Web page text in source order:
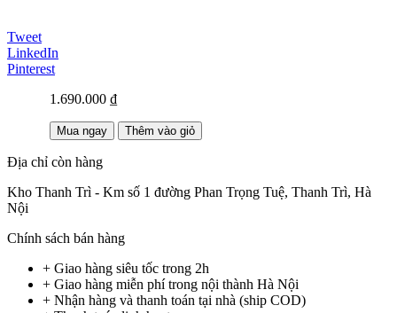
Tweet
LinkedIn
Pinterest
1.690.000 ₫
Mua ngay Thêm vào giỏ
Địa chỉ còn hàng
Kho Thanh Trì - Km số 1 đường Phan Trọng Tuệ, Thanh Trì, Hà
Nội
Chính sách bán hàng
+ Giao hàng siêu tốc trong 2h
+ Giao hàng miễn phí trong nội thành Hà Nội
+ Nhận hàng và thanh toán tại nhà (ship COD)